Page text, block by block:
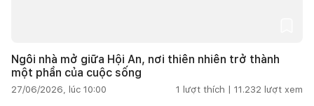
Ngôi nhà mở giữa Hội An, nơi thiên nhiên trở thành
một phần của cuộc sống
27/06/2026, lúc 10:00 1 lượt thích | 11.232 lượt xem